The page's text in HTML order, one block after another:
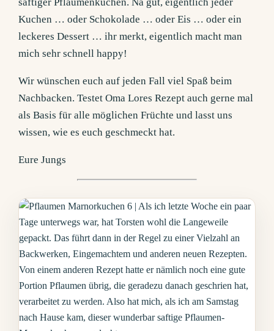
Kuchen … oder Schokolade … oder Eis … oder ein
leckeres Dessert … ihr merkt, eigentlich macht man
mich sehr schnell happy!
Wir wünschen euch auf jeden Fall viel Spaß beim
Nachbacken. Testet Oma Lores Rezept auch gerne mal
als Basis für alle möglichen Früchte und lasst uns
wissen, wie es euch geschmeckt hat.
Eure Jungs